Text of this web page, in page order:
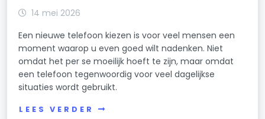
14 mei 2026
Een nieuwe telefoon kiezen is voor veel mensen een
moment waarop u even goed wilt nadenken. Niet
omdat het per se moeilijk hoeft te zijn, maar omdat
een telefoon tegenwoordig voor veel dagelijkse
situaties wordt gebruikt.
LEES VERDER